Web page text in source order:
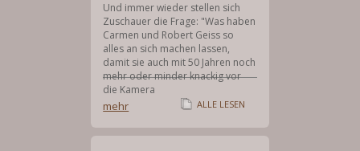
Und immer wieder stellen sich
Zuschauer die Frage: "Was haben
Carmen und Robert Geiss so
alles an sich machen lassen,
damit sie auch mit 50 Jahren noch
mehr oder minder knackig vor
die Kamera
mehr ALLE LESEN